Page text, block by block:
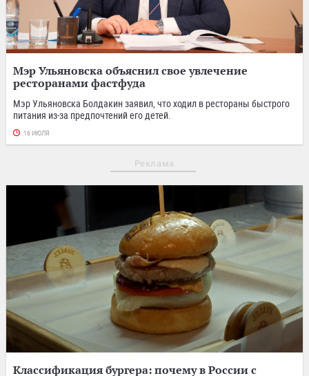
Мэр Ульяновска объяснил свое увлечение
ресторанами фастфуда
Мэр Ульяновска Болдакин заявил, что ходил в рестораны быстрого
питания из-за предпочтений его детей.
16 ИЮЛЯ
Реклама
Классификация бургера: почему в России с